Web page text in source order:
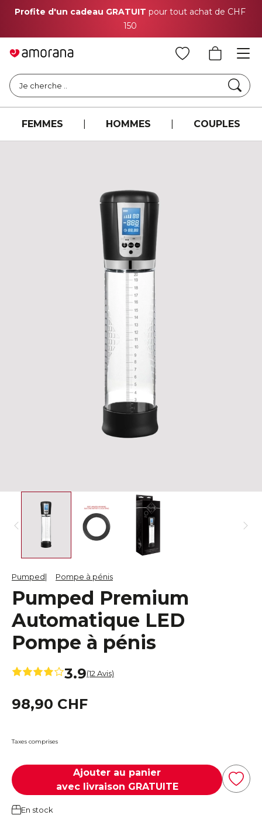
Profite d'un cadeau GRATUIT pour tout achat de CHF
150
Je cherche ..
FEMMES HOMMES COUPLES
Pumped Pompe à pénis
Pumped Premium
Automatique LED
Pompe à pénis
3.9(12 Avis)
98,90 CHF
Taxes comprises
Ajouter au panier
avec livraison GRATUITE
En stock